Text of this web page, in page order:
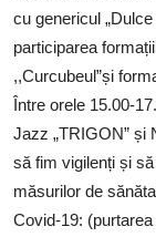
cu genericul
participarea
,,Curcubeul”și
Între orele 15.00-
Jazz „TRIGON” și
să fim vigilenți și
măsurilor de
Covid-19: